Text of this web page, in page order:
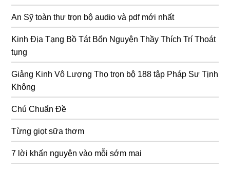
An Sỹ toàn thư trọn bộ audio và pdf mới nhất
Kinh Địa Tạng Bồ Tát Bổn Nguyện Thầy Thích Trí Thoát
tụng
Giảng Kinh Vô Lượng Thọ trọn bộ 188 tập Pháp Sư Tịnh
Không
Chú Chuẩn Đề
Từng giọt sữa thơm
7 lời khấn nguyện vào mỗi sớm mai